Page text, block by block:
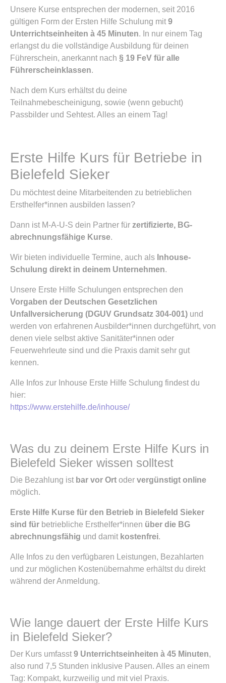
Unsere Kurse entsprechen der modernen, seit 2016
gültigen Form der Ersten Hilfe Schulung mit 9
Unterrichtseinheiten à 45 Minuten. In nur einem Tag
erlangst du die vollständige Ausbildung für deinen
Führerschein, anerkannt nach § 19 FeV für alle
Führerscheinklassen.
Nach dem Kurs erhältst du deine
Teilnahmebescheinigung, sowie (wenn gebucht)
Passbilder und Sehtest. Alles an einem Tag!
Erste Hilfe Kurs für Betriebe in
Bielefeld Sieker
Du möchtest deine Mitarbeitenden zu betrieblichen
Ersthelfer*innen ausbilden lassen?
Dann ist M-A-U-S dein Partner für zertifizierte, BG-
abrechnungsfähige Kurse.
Wir bieten individuelle Termine, auch als Inhouse-
Schulung direkt in deinem Unternehmen.
Unsere Erste Hilfe Schulungen entsprechen den
Vorgaben der Deutschen Gesetzlichen
Unfallversicherung (DGUV Grundsatz 304-001) und
werden von erfahrenen Ausbilder*innen durchgeführt, von
denen viele selbst aktive Sanitäter*innen oder
Feuerwehrleute sind und die Praxis damit sehr gut
kennen.
Alle Infos zur Inhouse Erste Hilfe Schulung findest du
hier:
https://www.erstehilfe.de/inhouse/
Was du zu deinem Erste Hilfe Kurs in
Bielefeld Sieker wissen solltest
Die Bezahlung ist bar vor Ort oder vergünstigt online
möglich.
Erste Hilfe Kurse für den Betrieb in Bielefeld Sieker
sind für betriebliche Ersthelfer*innen über die BG
abrechnungsfähig und damit kostenfrei.
Alle Infos zu den verfügbaren Leistungen, Bezahlarten
und zur möglichen Kostenübernahme erhältst du direkt
während der Anmeldung.
Wie lange dauert der Erste Hilfe Kurs
in Bielefeld Sieker?
Der Kurs umfasst 9 Unterrichtseinheiten à 45 Minuten,
also rund 7,5 Stunden inklusive Pausen. Alles an einem
Tag: Kompakt, kurzweilig und mit viel Praxis.